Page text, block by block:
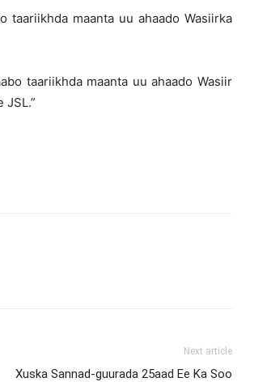
maanta uu ahaado Wasiirka
taariikhda maanta uu ahaado Wasiir
JSL.”
Next article
Xuska Sannad-guurada 25aad Ee Ka Soo